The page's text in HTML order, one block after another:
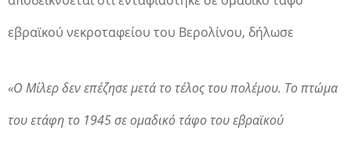
εβραϊκού νεκροταφείου του Βερολίνου, δήλωσε
«Ο Μίλερ δεν επέζησε μετά το τέλος του πολέμου. Το πτώμα
του ετάφη το 1945 σε ομαδικό τάφο του εβραϊκού